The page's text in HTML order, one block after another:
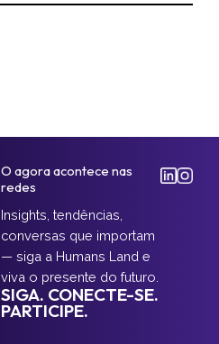
O agora acontece nas
redes
Insights, tendências,
conversas que importam
— siga a Humans Land e
viva o presente do futuro.
SIGA. CONECTE-SE.
PARTICIPE.